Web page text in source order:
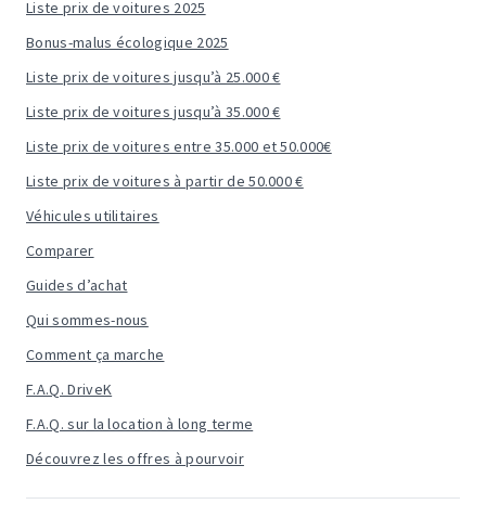
Liste prix de voitures 2025
Bonus-malus écologique 2025
Liste prix de voitures jusqu’à 25.000 €
Liste prix de voitures jusqu’à 35.000 €
Liste prix de voitures entre 35.000 et 50.000€
Liste prix de voitures à partir de 50.000 €
Véhicules utilitaires
Comparer
Guides d’achat
Qui sommes-nous
Comment ça marche
F.A.Q. DriveK
F.A.Q. sur la location à long terme
Découvrez les offres à pourvoir